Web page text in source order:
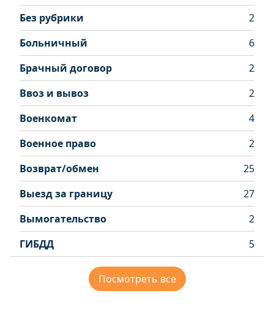
Без рубрики
2
Больничный
6
Брачный договор
2
Ввоз и вывоз
2
Военкомат
4
Военное право
2
Возврат/обмен
25
Выезд за границу
27
Вымогательство
2
ГИБДД
5
Посмотреть все